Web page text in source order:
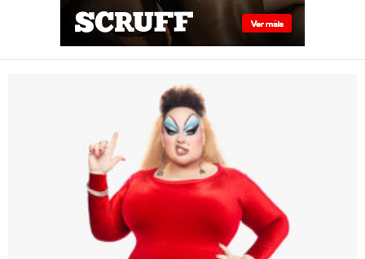
Divine em espetáculo Off-
Broadway que estreia em
Nova York sobre a trajetória
da lendária drag queen